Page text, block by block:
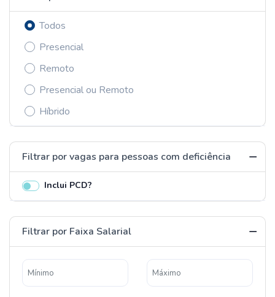
Todos
Presencial
Remoto
Presencial ou Remoto
Híbrido
Filtrar por vagas para pessoas com deficiência
Inclui PCD?
Filtrar por Faixa Salarial